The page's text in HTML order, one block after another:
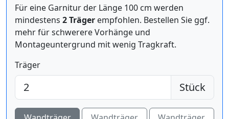
Für eine Garnitur der Länge 100 cm werden
mindestens 2 Träger empfohlen. Bestellen Sie ggf.
mehr für schwerere Vorhänge und
Montageuntergrund mit wenig Tragkraft.
Träger
Stück